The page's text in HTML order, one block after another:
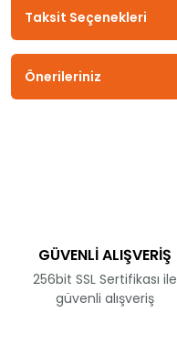
Taksit Seçenekleri
Önerileriniz
GÜVENLİ ALIŞVERİŞ
256bit SSL Sertifikası ile
güvenli alışveriş